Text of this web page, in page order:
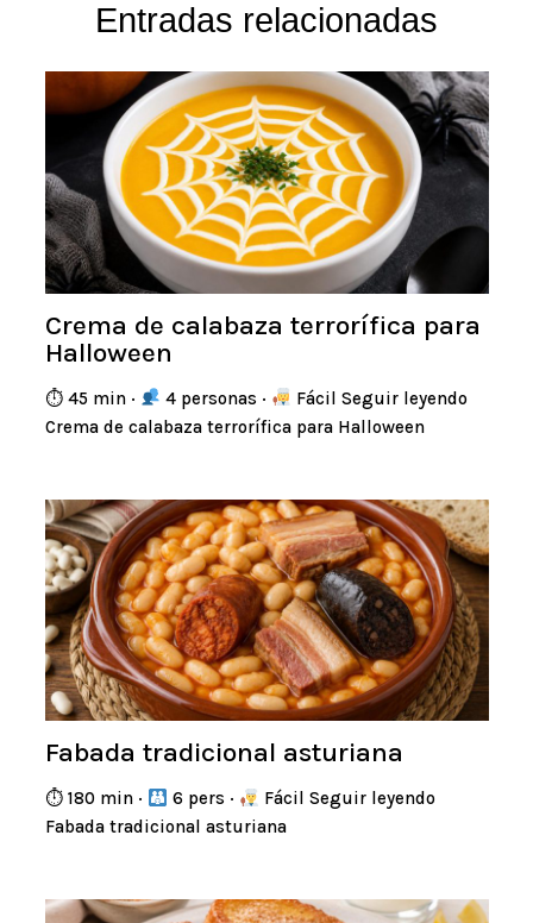
Entradas relacionadas
Crema de calabaza terrorífica para
Halloween
⏱ 45 min · 4 personas ·
Fácil Seguir leyendo
Crema de calabaza terrorífica para Halloween
Fabada tradicional asturiana
⏱ 180 min · 6 pers ·
Fácil Seguir leyendo
Fabada tradicional asturiana